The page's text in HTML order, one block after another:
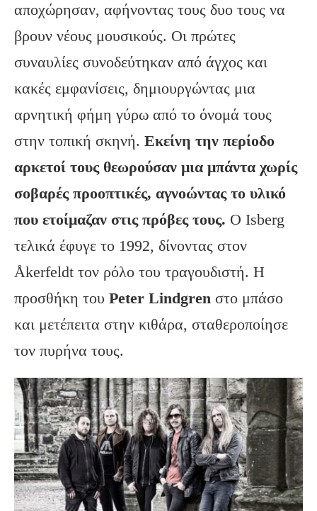
αποχώρησαν, αφήνοντας τους δυο τους να
βρουν νέους μουσικούς. Οι πρώτες
συναυλίες συνοδεύτηκαν από άγχος και
κακές εμφανίσεις, δημιουργώντας μια
αρνητική φήμη γύρω από το όνομά τους
στην τοπική σκηνή. Εκείνη την περίοδο
αρκετοί τους θεωρούσαν μια μπάντα χωρίς
σοβαρές προοπτικές, αγνοώντας το υλικό
που ετοίμαζαν στις πρόβες τους. Ο Isberg
τελικά έφυγε το 1992, δίνοντας στον
Åkerfeldt τον ρόλο του τραγουδιστή. Η
προσθήκη του Peter Lindgren στο μπάσο
και μετέπειτα στην κιθάρα, σταθεροποίησε
τον πυρήνα τους.